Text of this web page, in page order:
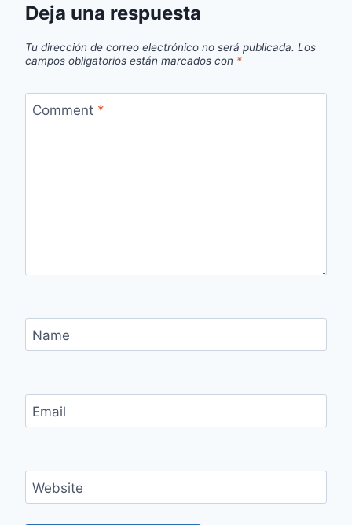
Deja una respuesta
Tu dirección de correo electrónico no será publicada. Los
campos obligatorios están marcados con *
Comment *
Name
Email
Website